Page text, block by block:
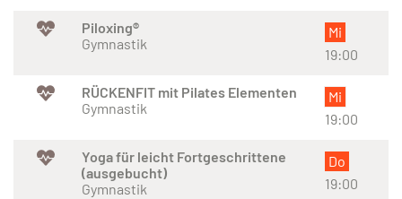
Piloxing®
Gymnastik
Mi
19:00
RÜCKENFIT mit Pilates Elementen
Gymnastik
Mi
19:00
Yoga für leicht Fortgeschrittene
(ausgebucht)
Gymnastik
Do
19:00